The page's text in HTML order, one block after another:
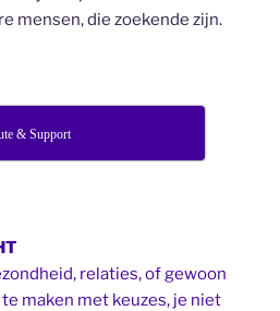
mensen, die zoekende zijn.
& Support
relaties, of gewoon
maken met keuzes, je niet